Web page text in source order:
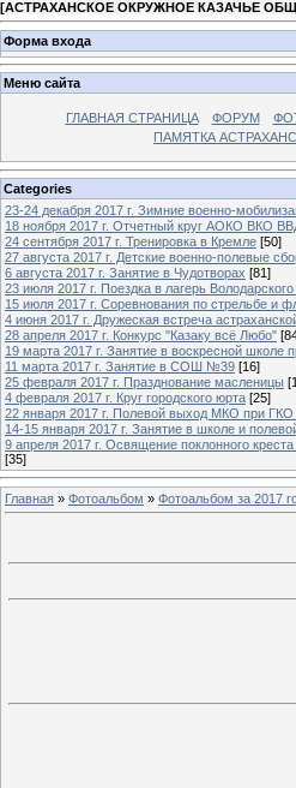
[АСТРАХАНСКОЕ ОКРУЖНОЕ КАЗАЧЬЕ
Форма входа
Меню сайта
ГЛАВНАЯ СТРАНИЦА ФОРУМ
ПАМЯТКА
Categories
23-24 декабря 2017 г. Зимние военно-
18 ноября 2017 г. Отчетный круг АОКО ВКО
24 сентября 2017 г. Тренировка в Кремле [50]
27 августа 2017 г. Детские военно-полевые
6 августа 2017 г. Занятие в Чудотворах [81]
23 июля 2017 г. Поездка в лагерь
15 июля 2017 г. Соревнования по стрельбе и
4 июня 2017 г. Дружеская встреча
28 апреля 2017 г. Конкурс "Казаку всё Любо"
19 марта 2017 г. Занятие в воскресной школе
11 марта 2017 г. Занятие в СОШ №39 [16]
25 февраля 2017 г. Празднование масленицы
4 февраля 2017 г. Круг городского юрта [25]
22 января 2017 г. Полевой выход МКО при ГКО
14-15 января 2017 г. Занятие в школе и
9 апреля 2017 г. Освящение поклонного
[35]
Главная » Фотоальбом » Фотоальбом за 2017